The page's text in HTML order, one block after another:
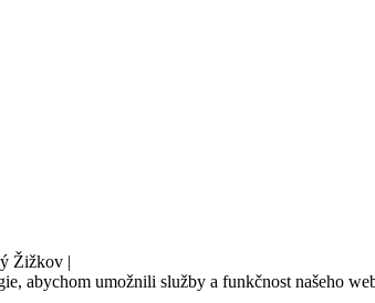
Žižkov |
abychom umožnili služby a funkčnost našeho